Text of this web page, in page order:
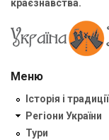
краєзнавства.
Меню
Історія і традиції
Регіони України
Тури